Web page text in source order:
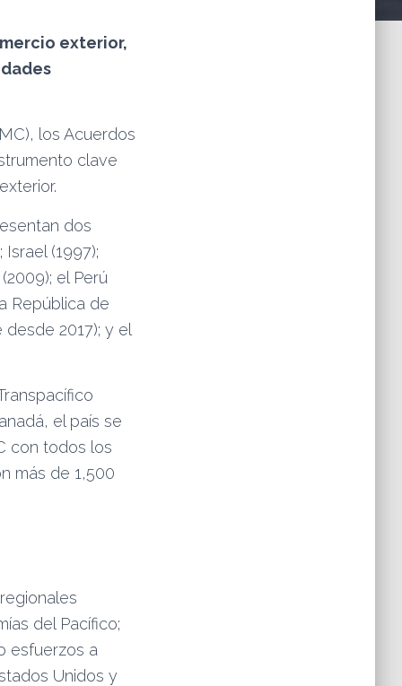
exterior,
los Acuerdos
clave
dos
(1997);
el Perú
República de
2017); y el
el país se
con todos los
más de 1,500
del Pacífico;
esfuerzos a
Unidos y